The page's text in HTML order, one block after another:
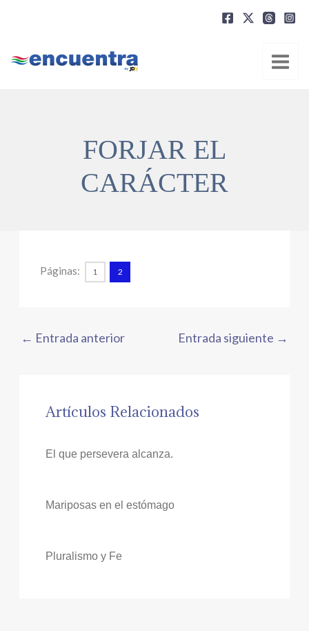
FORJAR EL
CARÁCTER
Páginas: 1 2
← Entrada anterior Entrada siguiente →
Artículos Relacionados
El que persevera alcanza.
Mariposas en el estómago
Pluralismo y Fe